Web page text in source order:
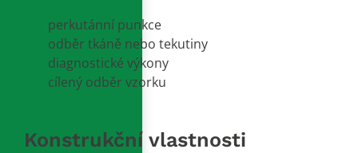
perkutánní punkce
odběr tkáně nebo tekutiny
diagnostické výkony
cílený odběr vzorku
Konstrukční vlastnosti